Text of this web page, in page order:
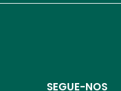
SEGUE-NOS